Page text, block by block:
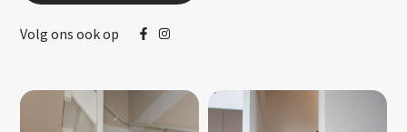
Volg ons ook op